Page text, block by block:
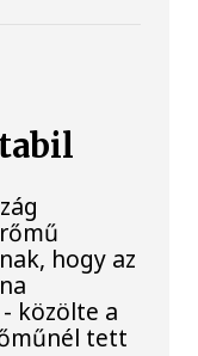
hogy az
közölte a
tett